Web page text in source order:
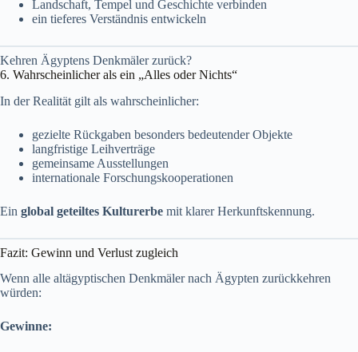
Landschaft, Tempel und Geschichte verbinden
ein tieferes Verständnis entwickeln
Kehren Ägyptens Denkmäler zurück?
6. Wahrscheinlicher als ein „Alles oder Nichts“
In der Realität gilt als wahrscheinlicher:
gezielte Rückgaben besonders bedeutender Objekte
langfristige Leihverträge
gemeinsame Ausstellungen
internationale Forschungskooperationen
Ein global geteiltes Kulturerbe mit klarer Herkunftskennung.
Fazit: Gewinn und Verlust zugleich
Wenn alle altägyptischen Denkmäler nach Ägypten zurückkehren
würden:
Gewinne: